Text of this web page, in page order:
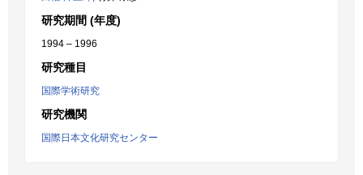
研究期間 (年度)
1994 – 1996
研究種目
国際学術研究
研究機関
国際日本文化研究センター